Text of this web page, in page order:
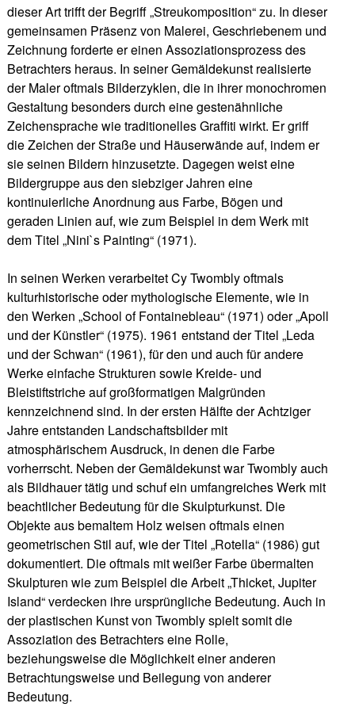
dieser Art trifft der Begriff „Streukomposition“ zu. In dieser
gemeinsamen Präsenz von Malerei, Geschriebenem und
Zeichnung forderte er einen Assoziationsprozess des
Betrachters heraus. In seiner Gemäldekunst realisierte
der Maler oftmals Bilderzyklen, die in ihrer monochromen
Gestaltung besonders durch eine gestenähnliche
Zeichensprache wie traditionelles Graffiti wirkt. Er griff
die Zeichen der Straße und Häuserwände auf, indem er
sie seinen Bildern hinzusetzte. Dagegen weist eine
Bildergruppe aus den siebziger Jahren eine
kontinuierliche Anordnung aus Farbe, Bögen und
geraden Linien auf, wie zum Beispiel in dem Werk mit
dem Titel „Nini`s Painting“ (1971).
In seinen Werken verarbeitet Cy Twombly oftmals
kulturhistorische oder mythologische Elemente, wie in
den Werken „School of Fontainebleau“ (1971) oder „Apoll
und der Künstler“ (1975). 1961 entstand der Titel „Leda
und der Schwan“ (1961), für den und auch für andere
Werke einfache Strukturen sowie Kreide- und
Bleistiftstriche auf großformatigen Malgründen
kennzeichnend sind. In der ersten Hälfte der Achtziger
Jahre entstanden Landschaftsbilder mit
atmosphärischem Ausdruck, in denen die Farbe
vorherrscht. Neben der Gemäldekunst war Twombly auch
als Bildhauer tätig und schuf ein umfangreiches Werk mit
beachtlicher Bedeutung für die Skulpturkunst. Die
Objekte aus bemaltem Holz weisen oftmals einen
geometrischen Stil auf, wie der Titel „Rotella“ (1986) gut
dokumentiert. Die oftmals mit weißer Farbe übermalten
Skulpturen wie zum Beispiel die Arbeit „Thicket, Jupiter
Island“ verdecken ihre ursprüngliche Bedeutung. Auch in
der plastischen Kunst von Twombly spielt somit die
Assoziation des Betrachters eine Rolle,
beziehungsweise die Möglichkeit einer anderen
Betrachtungsweise und Beilegung von anderer
Bedeutung.